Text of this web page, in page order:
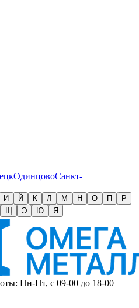
ОдинцовоСанкт-
И Й К Л М Н О П
Р
Щ Э Ю Я
Пн-Пт, с 09-00 до 18-00